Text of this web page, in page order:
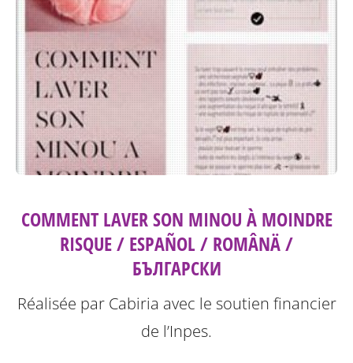
COMMENT LAVER SON MINOU À MOINDRE
RISQUE / ESPAÑOL / ROMÂNÄ /
БЪЛГАРСКИ
Réalisée par Cabiria avec le soutien financier
de l’Inpes.